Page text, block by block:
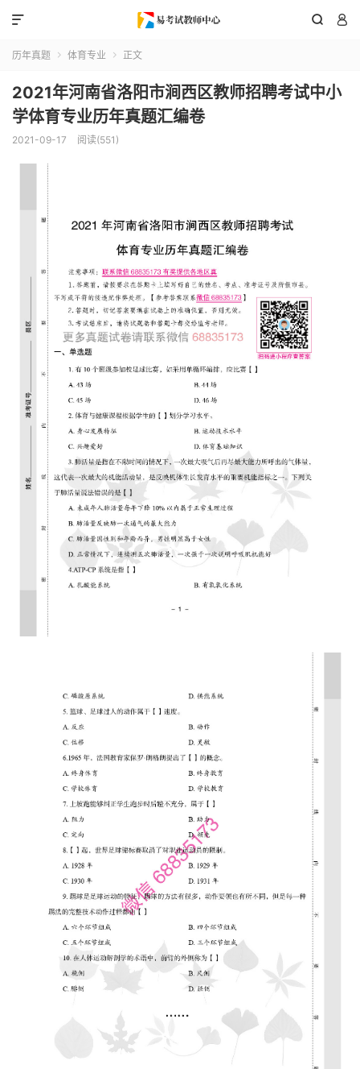
 

历年真题  体育专业  正文
2021年河南省洛阳市涧西区教师招聘考试中小
学体育专业历年真题汇编卷
2021-09-17 阅读(551)